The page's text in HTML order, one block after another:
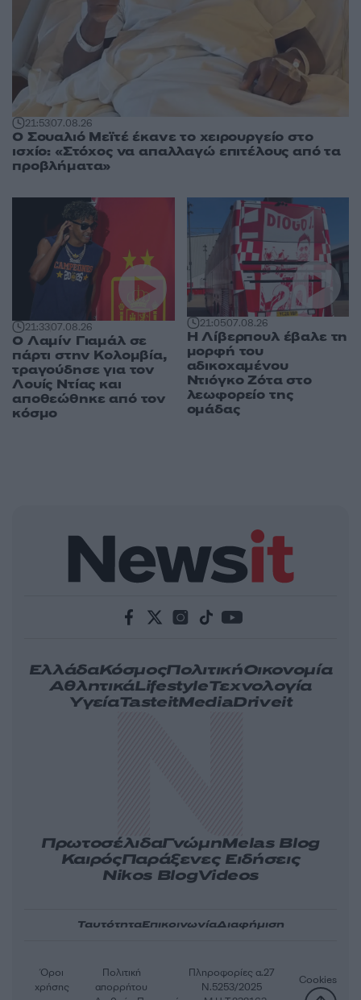
21:5307.08.26
Ο Σουαλιό Μεϊτέ έκανε το χειρουργείο στο
ισχίο: «Στόχος να απαλλαγώ επιτέλους από τα
προβλήματα»
21:3307.08.26
Ο Λαμίν Γιαμάλ σε
πάρτι στην Κολομβία,
τραγούδησε για τον
Λουίς Ντίας και
αποθεώθηκε από τον
κόσμο
21:0507.08.26
Η Λίβερπουλ έβαλε τη
μορφή του
αδικοχαμένου
Ντιόγκο Ζότα στο
λεωφορείο της
ομάδας
ΕλλάδαΚόσμοςΠολιτικήΟικονομία
ΑθλητικάLifestyleΤεχνολογία
ΥγείαTasteitMediaDriveit
ΠρωτοσέλιδαΓνώμηMelas Blog
ΚαιρόςΠαράξενες Ειδήσεις
Nikos BlogVideos
ΤαυτότηταΕπικοινωνίαΔιαφήμιση
Όροι
χρήσης
Πολιτική
απορρήτου
Πληροφορίες α.27
Ν.5253/2025
Cookies